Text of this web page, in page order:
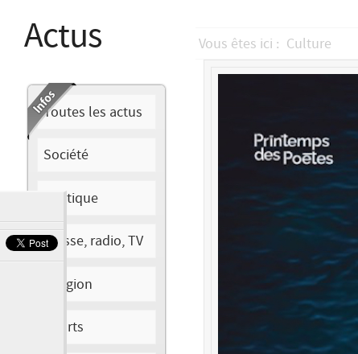
Actus
Toutes les actus
Société
Politique
Presse, radio, TV
Religion
Sports
Vous êtes ici : Culture